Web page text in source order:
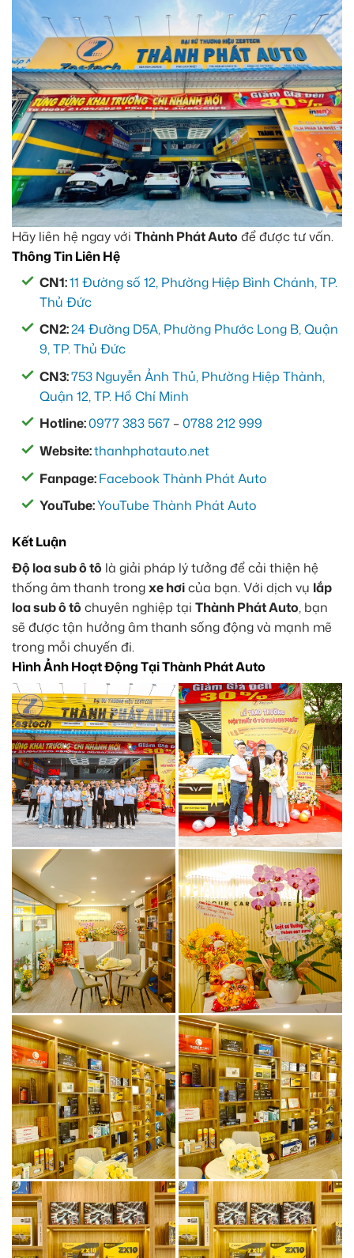
Hãy liên hệ ngay với Thành Phát Auto để được tư vấn.
Thông Tin Liên Hệ
CN1:11 Đường số 12, Phường Hiệp Bình Chánh, TP.
Thủ Đức
CN2:24 Đường D5A, Phường Phước Long B, Quận
9, TP. Thủ Đức
CN3:753 Nguyễn Ảnh Thủ, Phường Hiệp Thành,
Quận 12, TP. Hồ Chí Minh
Hotline:0977 383 567 –0788 212 999
Website:thanhphatauto.net
Fanpage:Facebook Thành Phát Auto
YouTube:YouTube Thành Phát Auto
Kết Luận
Độ loa sub ô tô là giải pháp lý tưởng để cải thiện hệ
thống âm thanh trongxe hơicủa bạn. Với dịch vụ lắp
loa sub ô tô chuyên nghiệp tại Thành Phát Auto, bạn
sẽ được tận hưởng âm thanh sống động và mạnh mẽ
trong mỗi chuyến đi.
Hình Ảnh Hoạt Động Tại Thành Phát Auto